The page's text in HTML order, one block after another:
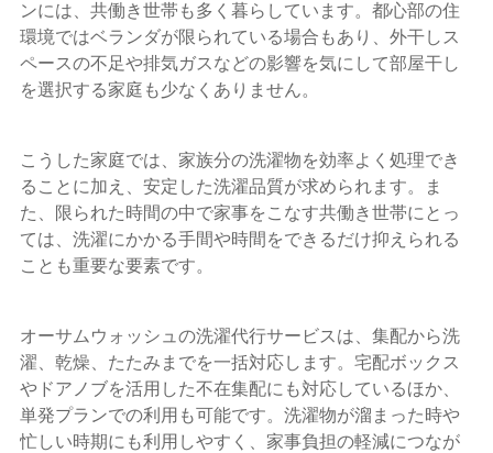
ンには、共働き世帯も多く暮らしています。都心部の住
環境ではベランダが限られている場合もあり、外干しス
ペースの不足や排気ガスなどの影響を気にして部屋干し
を選択する家庭も少なくありません。
こうした家庭では、家族分の洗濯物を効率よく処理でき
ることに加え、安定した洗濯品質が求められます。ま
た、限られた時間の中で家事をこなす共働き世帯にとっ
ては、洗濯にかかる手間や時間をできるだけ抑えられる
ことも重要な要素です。
オーサムウォッシュの洗濯代行サービスは、集配から洗
濯、乾燥、たたみまでを一括対応します。宅配ボックス
やドアノブを活用した不在集配にも対応しているほか、
単発プランでの利用も可能です。洗濯物が溜まった時や
忙しい時期にも利用しやすく、家事負担の軽減につなが